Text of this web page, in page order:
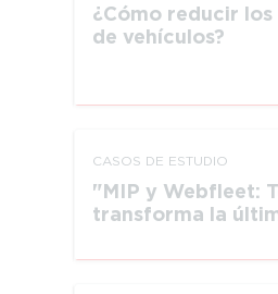
¿Cómo reducir
de vehículos?
CASOS DE ESTUDIO
MIP y Webfleet:
transforma la